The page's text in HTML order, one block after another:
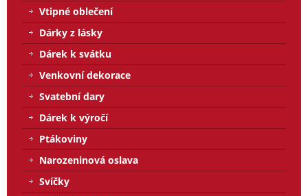
Vtipné oblečení
Dárky z lásky
Dárek k svátku
Venkovní dekorace
Svatební dary
Dárek k výročí
Ptákoviny
Narozeninová oslava
Svíčky